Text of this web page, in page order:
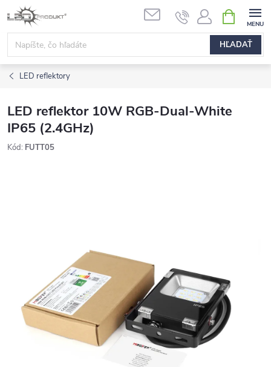
Prejsť
na
obsah
HĽADAŤ
KOŠÍK
LED reflektory
LED reflektor 10W RGB-Dual-White
IP65 (2.4GHz)
Kód: FUTT05